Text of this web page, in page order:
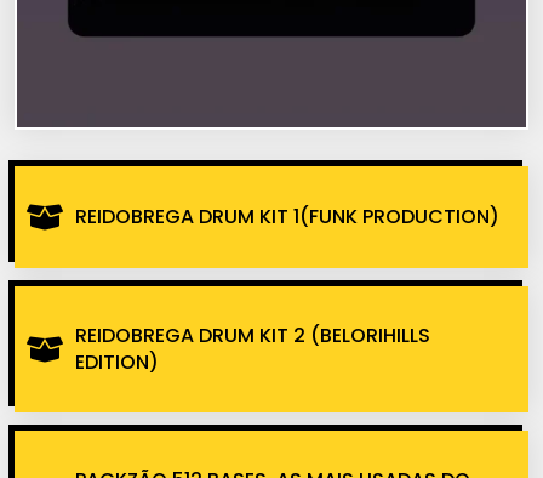
REIDOBREGA DRUM KIT 1(FUNK PRODUCTION)
REIDOBREGA DRUM KIT 2 (BELORIHILLS
EDITION)